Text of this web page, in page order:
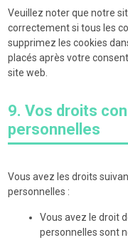
Veuillez noter que notre
correctement si tous les
supprimez les cookies
placés après votre
site web.
9. Vos droits
personnelles
Vous avez les droits
personnelles :
Vous avez le droit
personnelles sont